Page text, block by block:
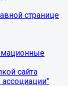
лицензии.
модуля»странице
сайта